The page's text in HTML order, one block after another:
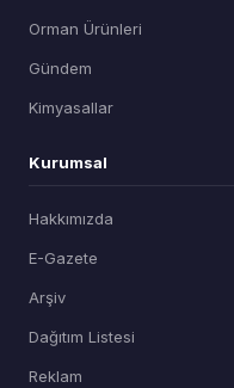
Orman Ürünleri
Gündem
Kimyasallar
Kurumsal
Hakkımızda
E-Gazete
Arşiv
Dağıtım Listesi
Reklam